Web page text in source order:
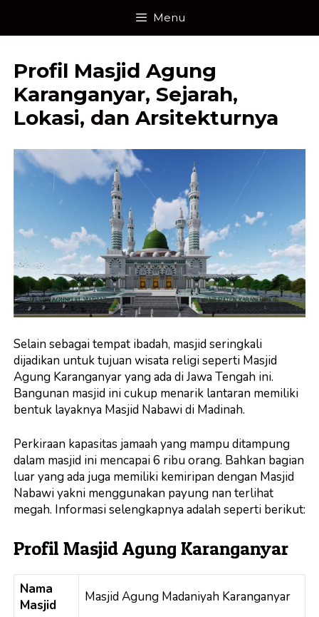
content
Menu
Profil Masjid Agung
Karanganyar, Sejarah,
Lokasi, dan Arsitekturnya
Selain sebagai tempat ibadah, masjid seringkali
dijadikan untuk tujuan wisata religi seperti Masjid
Agung Karanganyar yang ada di Jawa Tengah ini.
Bangunan masjid ini cukup menarik lantaran memiliki
bentuk layaknya Masjid Nabawi di Madinah.
Perkiraan kapasitas jamaah yang mampu ditampung
dalam masjid ini mencapai 6 ribu orang. Bahkan bagian
luar yang ada juga memiliki kemiripan dengan Masjid
Nabawi yakni menggunakan payung nan terlihat
megah. Informasi selengkapnya adalah seperti berikut:
Profil Masjid Agung Karanganyar
Nama
Masjid
Masjid Agung Madaniyah Karanganyar